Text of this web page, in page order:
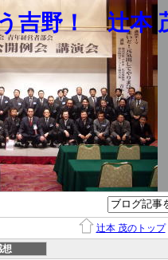
吉野！ 辻本
辻本 茂のトップ
想